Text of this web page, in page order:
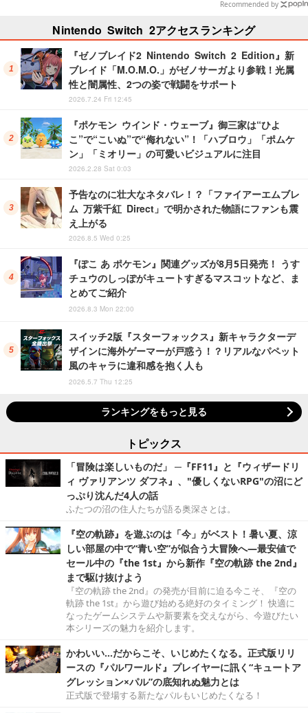
Recommended by
Nintendo Switch 2アクセスランキング
『ゼノブレイド2 Nintendo Switch 2 Edition』新
ブレイド「M.O.M.O.」がゼノサーガより参戦！光属
性と闇属性、2つの姿で戦闘をサポート
2026.7.24 Fri 12:45
『ポケモン ウインド・ウェーブ』御三家は“ひよ
こ”で“こいぬ”で“侮れない”！「ハブロウ」「ポムケ
ン」「ミオリー」の可愛いビジュアルに注目
2026.2.28 Sat 0:03
予告なのに壮大なネタバレ！？「ファイアーエムブレ
ム 万紫千紅 Direct」で明かされた物語にファンも震
え上がる
2026.8.5 Wed 0:25
『ぽこ あ ポケモン』関連グッズが8月5日発売！ うす
チュウのしっぽがキュートすぎるマスコットなど、ま
とめてご紹介
2026.8.3 Mon 22:00
スイッチ2版『スターフォックス』新キャラクターデ
ザインに海外ゲーマーが戸惑う！？リアルなパペット
風のキャラに違和感を抱く人も
2026.5.7 Thu 12:25
ランキングをもっと見る
トピックス
「冒険は楽しいものだ」 ─『FF11』と『ウィザードリ
ィ ヴァリアンツ ダフネ』、"優しくないRPG"の沼にど
っぷり沈んだ4人の話
ふたつの沼の住人たちが語る奥深さとは。
『空の軌跡』を遊ぶのは「今」がベスト！暑い夏、涼
しい部屋の中で“青い空”が似合う大冒険へ―最安値で
セール中の『the 1st』から新作『空の軌跡 the 2nd』
まで駆け抜けよう
『空の軌跡 the 2nd』の発売が目前に迫る今こそ、『空の
軌跡 the 1st』から遊び始める絶好のタイミング！ 快適に
なったゲームシステムや新要素を交えながら、今遊びたい
本シリーズの魅力を紹介します。
かわいい…だからこそ、いじめたくなる。正式版リリ
ースの『パルワールド』プレイヤーに訊く“キュートア
グレッション×パル”の底知れぬ魅力とは
正式版で登場する新たなパルもいじめたくなる！